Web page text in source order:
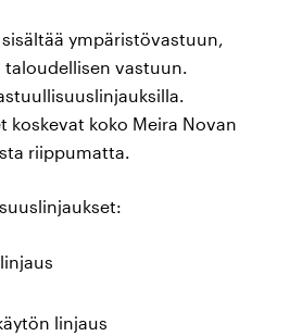
ympäristövastuun,
vastuun.
koskevat koko Meira Novan
riippumatta.
linjaus